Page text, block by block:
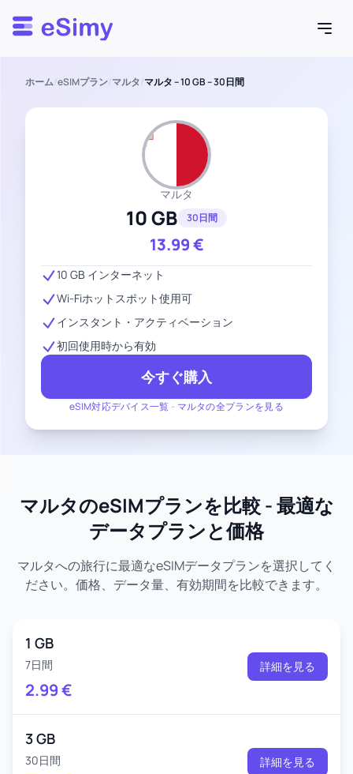
Esimy
ホーム/eSIMプラン/マルタ/マルタ – 10 GB – 30日間
マルタ
10 GB 30日間
13.99€
eSIM対応デバイス一覧 - マルタの全プランを見る
10 GB インターネット
Wi-Fiホットスポット使用可
インスタント・アクティベーション
初回使用時から有効
今すぐ購入
マルタのeSIMプランを比較 - 最適な
データプランと価格
マルタへの旅行に最適なeSIMデータプランを選択してく
ださい。価格、データ量、有効期間を比較できます。
1 GB
7日間
2.99€
詳細を見る
3 GB
30日間 詳細を見る